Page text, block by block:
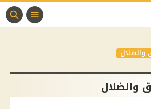
والضلال
والضلال